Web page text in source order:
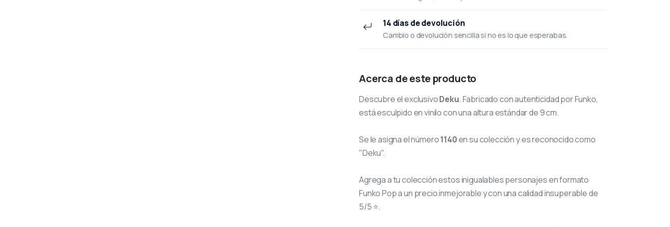
14 días de devolución
Cambio o devolución sencilla si no es lo que esperabas.
Acerca de este producto
Descubre el exclusivoDeku. Fabricado con autenticidad por Funko,
está esculpido en vinilo con una altura estándar de 9 cm.
Se le asigna el número1140en su colección y es reconocido como
"Deku".
Agrega a tu colección estos inigualables personajes en formato
Funko Pop a un precio inmejorable y con una calidad insuperable de
5/5 ⭐.